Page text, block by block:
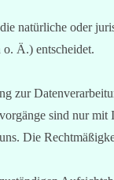
natürliche oder
Ä.) entscheidet.
zur
sind nur
Die